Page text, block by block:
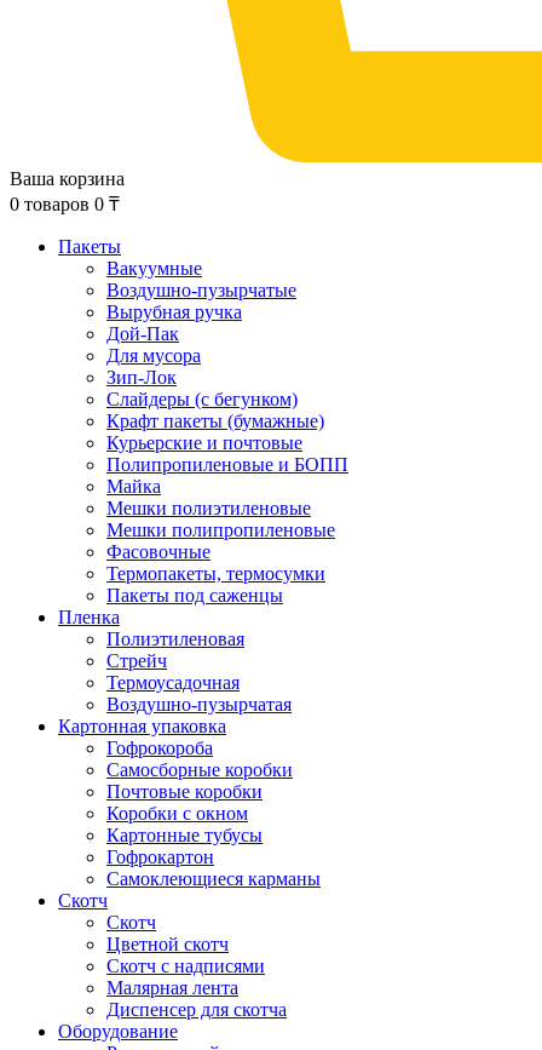
Ваша корзина
0 товаров 0 ₸
Пакеты
Вакуумные
Воздушно-пузырчатые
Вырубная ручка
Дой-Пак
Для мусора
Зип-Лок
Слайдеры (с бегунком)
Крафт пакеты (бумажные)
Курьерские и почтовые
Полипропиленовые и БОПП
Майка
Мешки полиэтиленовые
Мешки полипропиленовые
Фасовочные
Термопакеты, термосумки
Пакеты под саженцы
Пленка
Полиэтиленовая
Стрейч
Термоусадочная
Воздушно-пузырчатая
Картонная упаковка
Гофрокороба
Самосборные коробки
Почтовые коробки
Коробки с окном
Картонные тубусы
Гофрокартон
Самоклеющиеся карманы
Скотч
Скотч
Цветной скотч
Скотч с надписями
Малярная лента
Диспенсер для скотча
Оборудование